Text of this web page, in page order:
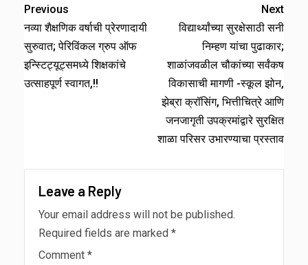
Previous
नव्या शैक्षणिक वर्षाची प्रेरणादायी
सुरुवात; पेरिविंकल ग्रुप ऑफ
इन्स्टिट्यूट्समध्ये शिक्षकांचे
उत्साहपूर्ण स्वागत,!!
Next
विद्यार्थ्यांच्या सुरक्षेसाठी सनी
निम्हण यांचा पुढाकार;
शाळांजवळील चौकांच्या सर्वंकष
विकासाची मागणी -स्कूल झोन,
झेब्रा क्रॉसिंग, भित्तीचित्रे आणि
जनजागृती उपक्रमांद्वारे सुरक्षित
शाळा परिसर उभारण्याचा प्रस्ताव
Leave a Reply
Your email address will not be published.
Required fields are marked *
Comment *